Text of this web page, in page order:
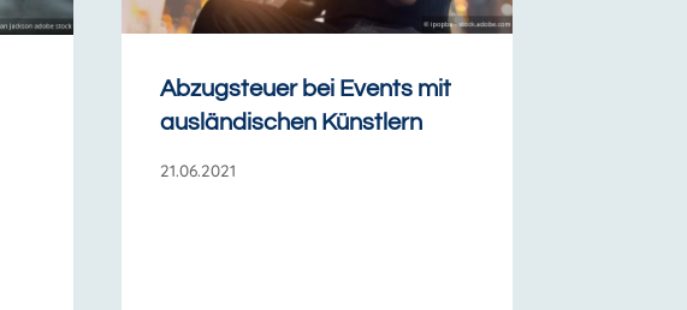
Abzugsteuer bei Events mit
ausländischen Künstlern
21.06.2021